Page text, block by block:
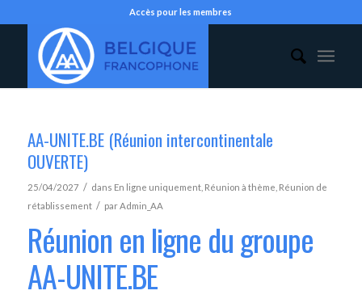
Accès pour les membres
AA-UNITE.BE (Réunion intercontinentale
OUVERTE)
25/04/2027 / dans En ligne uniquement, Réunion à thème Réunion de
rétablissement / parAdmin_AA
Réunion en ligne du groupe
AA-UNITE.BE